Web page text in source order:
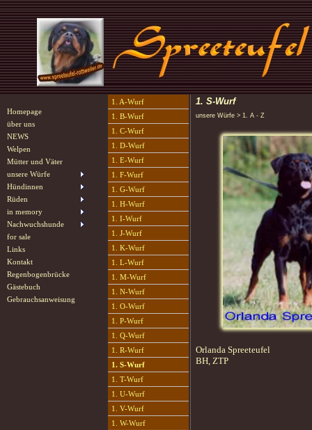
Homepage
über uns
NEWS
Welpen
Mütter und Väter
unsere Würfe
Hündinnen
Rüden
in memory
Nachwuchshunde
for sale
Links
Kontakt
Regenbogenbrücke
Gästebuch
Gebrauchsanweisung
1. S-Wurf
unsere Würfe > 1. A - Z
Orlanda Spreeteufel
BH, ZTP
1. A-Wurf
1. B-Wurf
1. C-Wurf
1. D-Wurf
1. E-Wurf
1. F-Wurf
1. G-Wurf
1. H-Wurf
1. I-Wurf
1. J-Wurf
1. K-Wurf
1. L-Wurf
1. M-Wurf
1. N-Wurf
1. O-Wurf
1. P-Wurf
1. Q-Wurf
1. R-Wurf
1. S-Wurf
1. T-Wurf
1. U-Wurf
1. V-Wurf
1. W-Wurf